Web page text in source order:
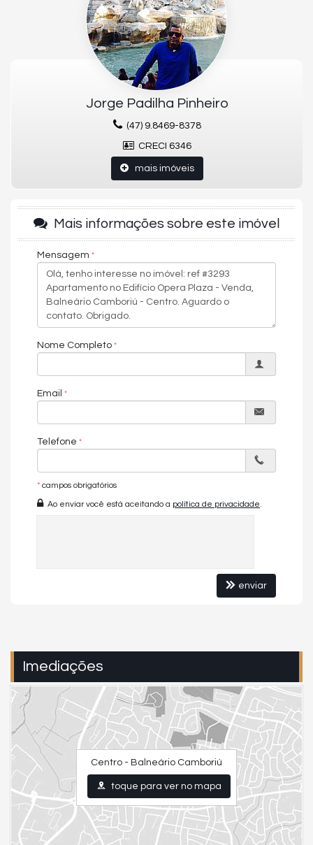
Jorge Padilha Pinheiro
(47) 9.8469-8378
CRECI 6346
mais imóveis
Mais informações sobre este imóvel
Mensagem
Nome Completo
Email
Telefone
* campos obrigatórios
Ao enviar você está aceitando a política de privacidade
enviar
Imediações
Centro - Balneário Camboriú
toque para ver no mapa